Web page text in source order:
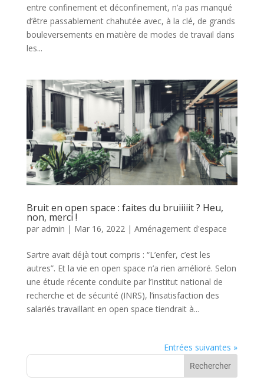
entre confinement et déconfinement, n’a pas manqué
d’être passablement chahutée avec, à la clé, de grands
bouleversements en matière de modes de travail dans
les...
Bruit en open space : faites du bruiiiiit ? Heu,
non, merci !
par admin | Mar 16, 2022 | Aménagement d'espace
Sartre avait déjà tout compris : “L’enfer, c’est les
autres”. Et la vie en open space n’a rien amélioré. Selon
une étude récente conduite par l’Institut national de
recherche et de sécurité (INRS), l’insatisfaction des
salariés travaillant en open space tiendrait à...
Entrées suivantes »
Rechercher